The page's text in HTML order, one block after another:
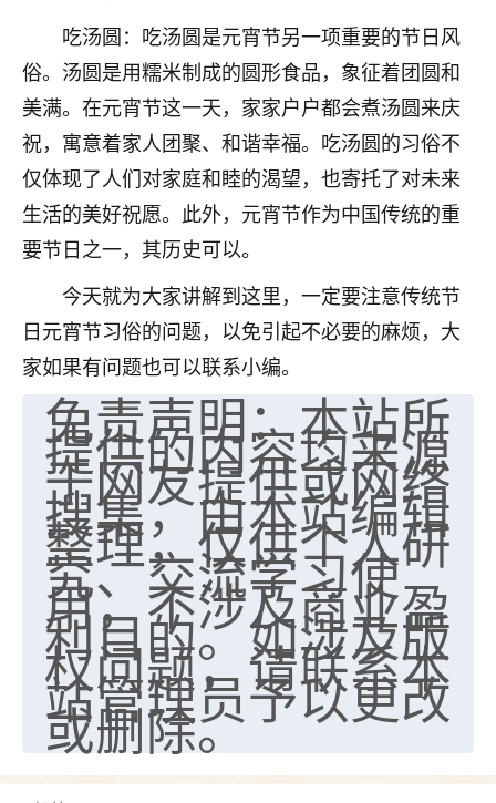
吃汤圆：吃汤圆是元宵节另一项重要的节日风
俗。汤圆是用糯米制成的圆形食品，象征着团圆和
美满。在元宵节这一天，家家户户都会煮汤圆来庆
祝，寓意着家人团聚、和谐幸福。吃汤圆的习俗不
仅体现了人们对家庭和睦的渴望，也寄托了对未来
生活的美好祝愿。此外，元宵节作为中国传统的重
要节日之一，其历史可以。
今天就为大家讲解到这里，一定要注意传统节
日元宵节习俗的问题，以免引起不必要的麻烦，大
家如果有问题也可以联系小编。
免责声明：本站所
提供的内容均来源
于网友提供或网络
搜集，由本站编辑
整理，仅供个人研
究、交流学习使
用，不涉及商业盈
利目的。如涉及版
权问题，请联系本
站管理员予以更改
或删除。
优秀的张同学
老师收徒吗？？我对这些很感兴趣
2天前 来自山西 15